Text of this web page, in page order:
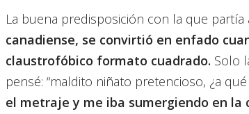
La buena predisposición con la que
canadiense, se convirtió en enfado
claustrofóbico formato cuadrado. Solo
pensé: “maldito niñato pretencioso, ¿a
el metraje y me iba sumergiendo en